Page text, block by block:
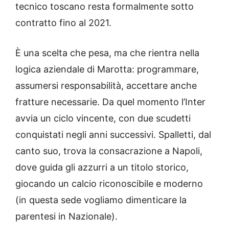
tecnico toscano resta formalmente sotto
contratto fino al 2021.
È una scelta che pesa, ma che rientra nella
logica aziendale di Marotta: programmare,
assumersi responsabilità, accettare anche
fratture necessarie. Da quel momento l’Inter
avvia un ciclo vincente, con due scudetti
conquistati negli anni successivi. Spalletti, dal
canto suo, trova la consacrazione a Napoli,
dove guida gli azzurri a un titolo storico,
giocando un calcio riconoscibile e moderno
(in questa sede vogliamo dimenticare la
parentesi in Nazionale).